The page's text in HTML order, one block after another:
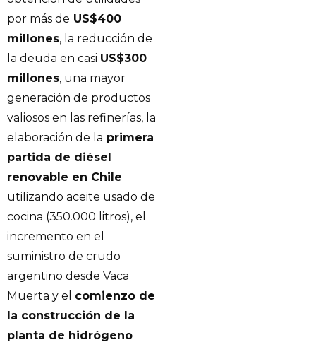
por más de US$400
millones, la reducción de
la deuda en casi US$300
millones, una mayor
generación de productos
valiosos en las refinerías, la
elaboración de la primera
partida de diésel
renovable en Chile
utilizando aceite usado de
cocina (350.000 litros), el
incremento en el
suministro de crudo
argentino desde Vaca
Muerta y el comienzo de
la construcción de la
planta de hidrógeno